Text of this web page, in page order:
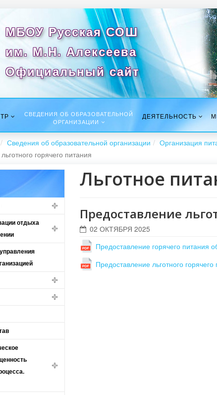
МБОУ Русская СОШ
им. М.Н. Алексеева
Официальный сайт
СВЕДЕНИЯ ОБ ОБРАЗОВАТЕЛЬНОЙ
ОРГАНИЗАЦИИ
ДЕЯТЕЛЬНОСТЬ
Сведения об образовательной организации Организация
горячего питания
отдыха
Льготное
Предоставление
02 ОКТЯБРЯ 2025
Предоставление горячего
Предоставление льготного